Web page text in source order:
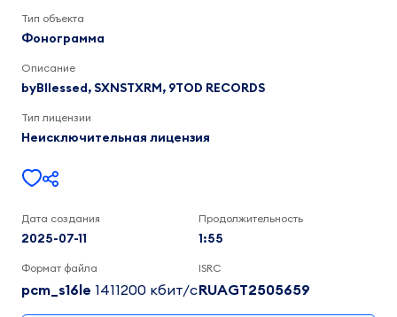
byBllessed
1:55
Тип объекта
Фонограмма
Описание
byBllessed, SXNSTXRM, 9TOD RECORDS
Тип лицензии
Неисключительная лицензия
Дата создания
2025-07-11
Продолжительность
1:55
Формат файла
pcm_s16le 1411200 кбит/c
ISRC
RUAGT2505659